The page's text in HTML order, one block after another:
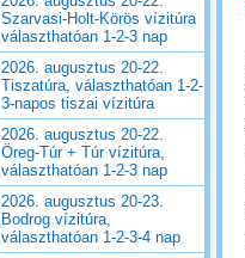
Szarvasi-Holt-Körös vízitúra
választhatóan 1-2-3 nap
2026. augusztus 20-22.
Tiszatúra, választhatóan 1-2-
3-napos tiszai vízitúra
2026. augusztus 20-22.
Öreg-Túr + Túr vízitúra,
választhatóan 1-2-3 nap
2026. augusztus 20-23.
Bodrog vízitúra,
választhatóan 1-2-3-4 nap